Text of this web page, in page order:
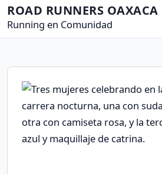
l
ROAD RUNNERS OAXACA
Running en Comunidad